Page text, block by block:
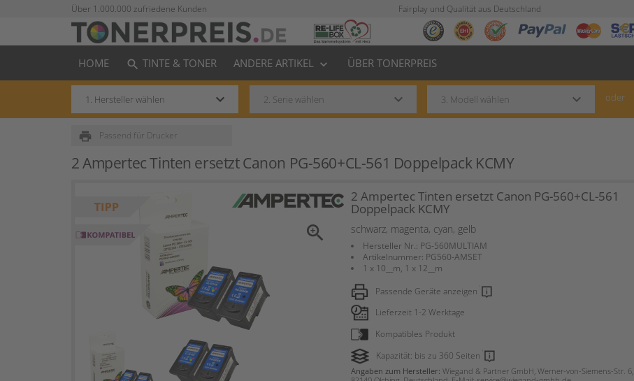
Über 1.000.000 zufriedene Kunden Fairplay und Qualität aus Deutschland
HOME search TINTE & TONER ANDERE ARTIKEL keyboard_arrow_down ÜBER TONERPREIS
keyboard_arrow_down keyboard_arrow_down keyboard_arrow_down oder
Passend für Drucker
print
2 Ampertec Tinten ersetzt Canon PG-560+CL-561 Doppelpack KCMY
zoom_in
2 Ampertec Tinten ersetzt Canon PG-560+CL-561
Doppelpack KCMY
schwarz, magenta, cyan, gelb
Hersteller Nr.: PG-560MULTIAM
Artikelnummer: PG560-AMSET
1 x 10__m, 1 x 12__m
Passende Geräte anzeigen
Lieferzeit 1-2 Werktage
Kompatibles Produkt
Kapazität: bis zu 360 Seiten
Angaben zum Hersteller: Wiegand & Partner GmbH, Werner-von-Siemens-Str. 6,